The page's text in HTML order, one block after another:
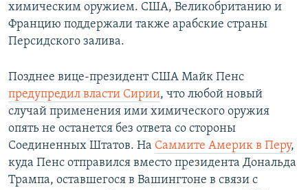
химическим оружием. США, Великобританию и
Францию поддержали также арабские страны
Персидского залива.
Позднее вице-президент США Майк Пенс
предупредил власти Сирии, что любой новый
случай применения ими химического оружия
опять не останется без ответа со стороны
Соединенных Штатов. На Саммите Америк в Перу,
куда Пенс отправился вместо президента Дональда
Трампа, оставшегося в Вашингтоне в связи с